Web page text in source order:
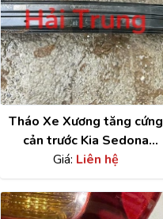
Tháo Xe Xương tăng cứng
cản trước Kia Sedona
2019 2020
Giá: Liên hệ